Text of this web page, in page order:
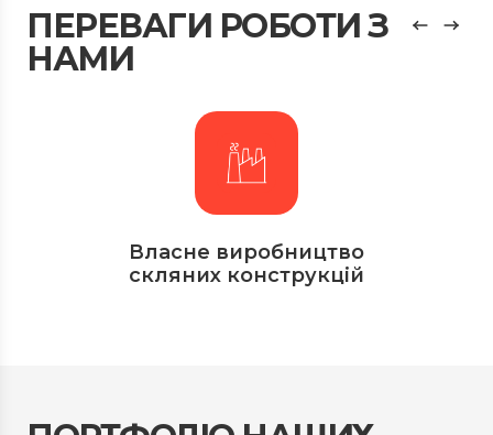
ПЕРЕВАГИ РОБОТИ З
НАМИ
Власне виробництво
скляних конструкцій